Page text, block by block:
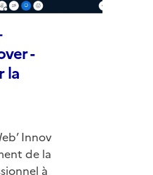
-
la
Innov
de la
à